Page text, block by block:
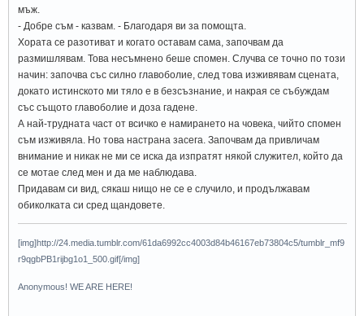
мъж.
- Добре съм - казвам. - Благодаря ви за помощта.
Хората се разотиват и когато оставам сама, започвам да
размишлявам. Това несъмнено беше спомен. Случва се точно по този
начин: започва със силно главоболие, след това изживявам сцената,
докато истинското ми тяло е в безсъзнание, и накрая се събуждам
със същото главоболие и доза гадене.
А най-трудната част от всичко е намирането на човека, чийто спомен
съм изживяла. Но това настрана засега. Започвам да привличам
внимание и никак не ми се иска да изпратят някой служител, който да
се мотае след мен и да ме наблюдава.
Придавам си вид, сякаш нищо не се е случило, и продължавам
обиколката си сред щандовете.
[img]http://24.media.tumblr.com/61da6992cc4003d84b46167eb73804c5/tumblr_mf9
r9qgbPB1rijbg1o1_500.gif[/img]
Anonymous! WE ARE HERE!